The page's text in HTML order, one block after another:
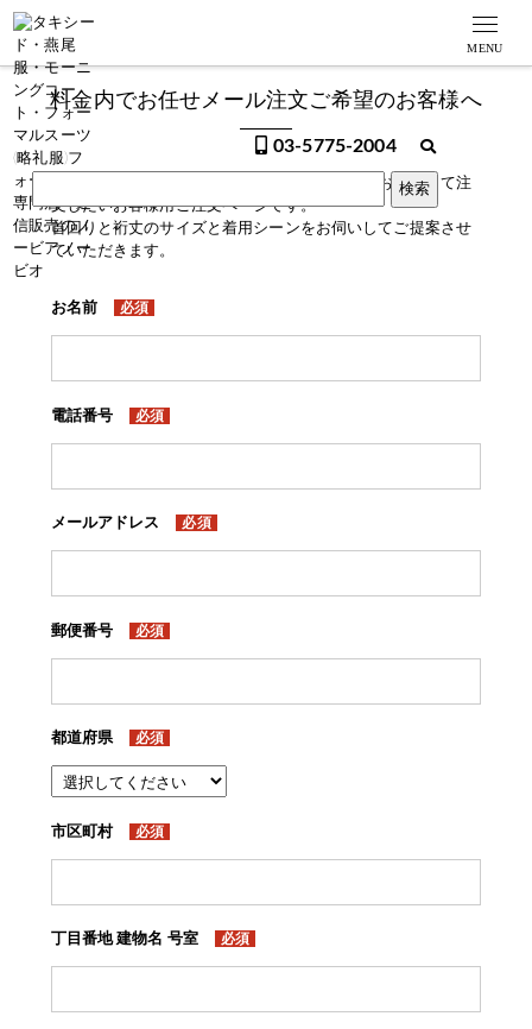
MENU
03-5775-2004
料金内でお任せメール注文ご希望のお客様へ
有料オプションなしに料金内で細かいところはお任せして注
文したいお客様用ご注文ページです。
首回りと裄丈のサイズと着用シーンをお伺いしてご提案させ
ていただきます。
お名前 必須
電話番号 必須
メールアドレス 必須
郵便番号 必須
都道府県 必須
市区町村 必須
丁目番地 建物名 号室 必須